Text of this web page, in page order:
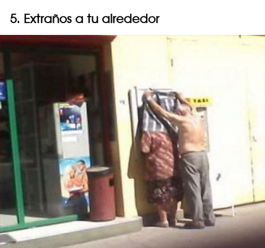
5. Extraños a tu alrededor